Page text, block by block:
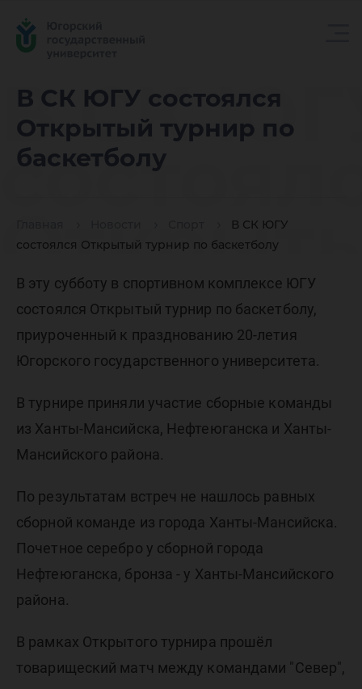
В СК ЮГУ состоялся
Открытый турнир по
баскетболу
В СК ЮГУ
состоялся Открытый турнир по баскетболу
В СК
турнир
В эту субботу в спортивном комплексе ЮГУ
состоялся Открытый турнир по баскетболу,
приуроченный к празднованию 20-летия
Югорского государственного университета.
В турнире приняли участие сборные команды
из Ханты-Мансийска, Нефтеюганска и Ханты-
Мансийского района.
По результатам встреч не нашлось равных
сборной команде из города Ханты-Мансийска.
Почетное серебро у сборной города
Нефтеюганска, бронза - у Ханты-Мансийского
района.
В рамках Открытого турнира прошёл
товарищеский матч между командами "Север",